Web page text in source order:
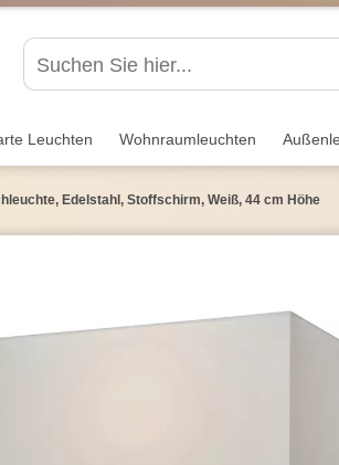
Leuchten Wohnraum­leuchten
Edelstahl, Stoffschirm, Weiß, 44 cm Höhe